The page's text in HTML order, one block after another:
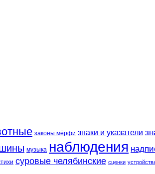
законы мёрфи знаки и указатели
музыка наблюдения
суровые челябинские сценки